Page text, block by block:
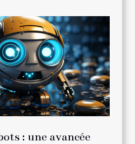
: une avancée